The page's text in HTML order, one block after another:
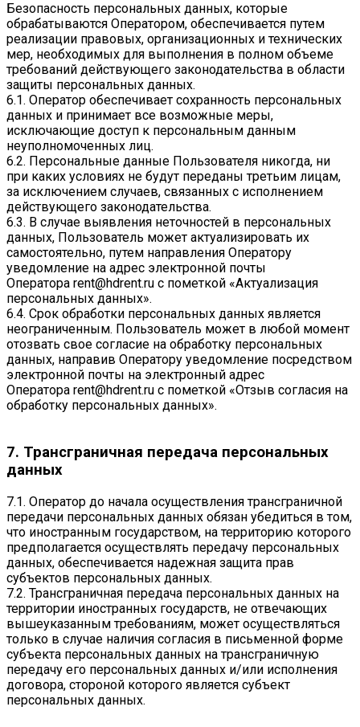
Безопасность персональных данных, которые
обрабатываются Оператором, обеспечивается путем
реализации правовых, организационных и технических
мер, необходимых для выполнения в полном объеме
требований действующего законодательства в области
защиты персональных данных.
6.1. Оператор обеспечивает сохранность персональных
данных и принимает все возможные меры,
исключающие доступ к персональным данным
неуполномоченных лиц.
6.2. Персональные данные Пользователя никогда, ни
при каких условиях не будут переданы третьим лицам,
за исключением случаев, связанных с исполнением
действующего законодательства.
6.3. В случае выявления неточностей в персональных
данных, Пользователь может актуализировать их
самостоятельно, путем направления Оператору
уведомление на адрес электронной почты
Оператора rent@hdrent.ru с пометкой «Актуализация
персональных данных».
6.4. Срок обработки персональных данных является
неограниченным. Пользователь может в любой момент
отозвать свое согласие на обработку персональных
данных, направив Оператору уведомление посредством
электронной почты на электронный адрес
Оператора rent@hdrent.ru с пометкой «Отзыв согласия на
обработку персональных данных».
7. Трансграничная передача персональных
данных
7.1. Оператор до начала осуществления трансграничной
передачи персональных данных обязан убедиться в том,
что иностранным государством, на территорию которого
предполагается осуществлять передачу персональных
данных, обеспечивается надежная защита прав
субъектов персональных данных.
7.2. Трансграничная передача персональных данных на
территории иностранных государств, не отвечающих
вышеуказанным требованиям, может осуществляться
только в случае наличия согласия в письменной форме
субъекта персональных данных на трансграничную
передачу его персональных данных и/или исполнения
договора, стороной которого является субъект
персональных данных.